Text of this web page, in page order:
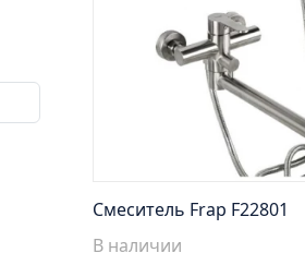
Смеситель Frap F22801
В наличии